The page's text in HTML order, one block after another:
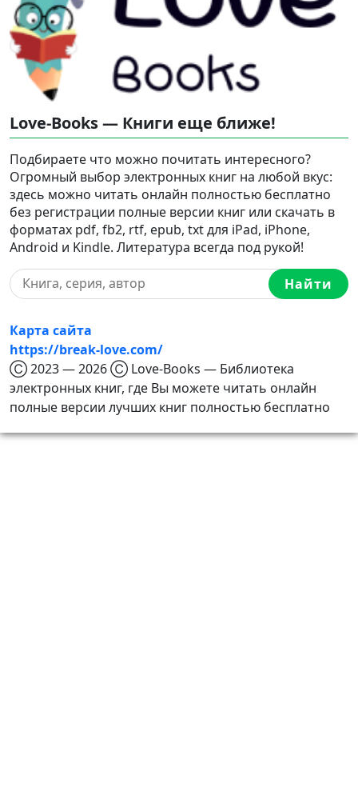
Love-Books — Книги еще ближе!
Подбираете что можно почитать интересного?
Огромный выбор электронных книг на любой вкус:
здесь можно читать онлайн полностью бесплатно
без регистрации полные версии книг или скачать в
форматах pdf, fb2, rtf, epub, txt для iPad, iPhone,
Android и Kindle. Литература всегда под рукой!
Найти
Карта сайта
https://break-love.com/
Ⓒ 2023 — 2026 Ⓒ Love-Books — Библиотека
электронных книг, где Вы можете читать онлайн
полные версии лучших книг полностью бесплатно